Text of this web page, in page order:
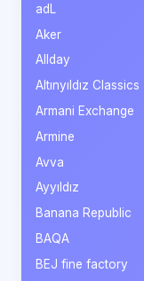
adL
Aker
Allday
Altınyıldız Classics
Armani Exchange
Armine
Avva
Ayyıldız
Banana Republic
BAQA
BEJ fine factory